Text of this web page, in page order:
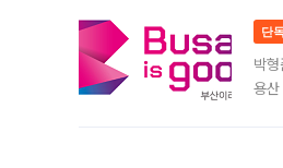
단
박
용